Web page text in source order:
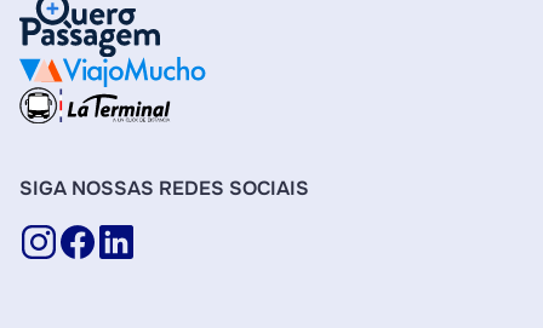
SIGA NOSSAS REDES SOCIAIS